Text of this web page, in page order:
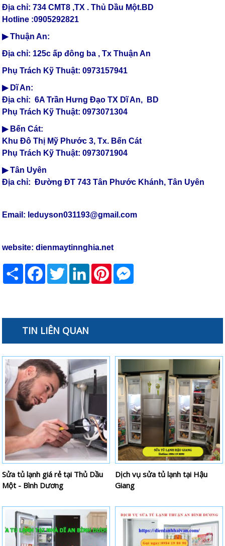
Địa chỉ: 734 CMT8 ,TX . Thủ Dầu Một.BD
Hotline :0905292821
▶ Thuận An:
Địa chỉ: 125c ấp đông ba , Tx Thuận An
Phụ Trách Kỹ Thuật: 0973157941
▶ Dĩ An:
Địa chỉ: 6A Trần Hưng Đạo TX Dĩ An, BD
Phụ Trách Kỹ Thuật: 0973071304
▶ Bến Cát:
Khu Đô Thị Mỹ Phước 3, Tx. Bến Cát
Phụ Trách Kỹ Thuật: 0973071904
▶ Tân Uyên
Địa chỉ: Đường ĐT 743 Tân Phước Khánh, Tân Uyên
Email: leduyson031193@gmail.com
website:dienmaytinnghia.net
Share FacebookTwitter LinkedInPinterest
TIN LIÊN QUAN
Sửa tủ lạnh giá rẻ tại Thủ Dầu
Một - Bình Dương
Dịch vụ sửa tủ lạnh tại Hậu
Giang